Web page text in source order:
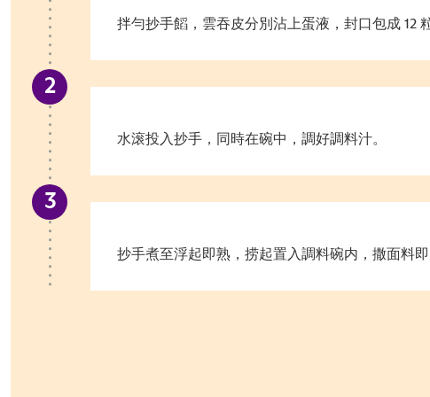
拌勻抄手饀，雲吞皮分別沾上蛋液，封口包成 12
水滚投入抄手，同時在碗中，調好調料汁。
抄手煮至浮起即熟，捞起置入調料碗内，撒面料即